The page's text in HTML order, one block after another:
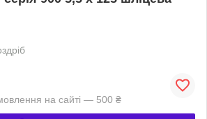
на сайті — 500 ₴